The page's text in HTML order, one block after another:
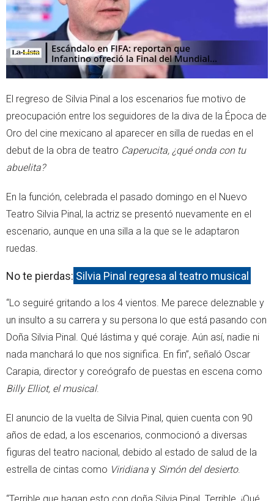
El regreso de Silvia Pinal a los escenarios fue motivo de
preocupación entre los seguidores de la diva de la Época de
Oro del cine mexicano al aparecer en silla de ruedas en el
debut de la obra de teatro Caperucita, ¿qué onda con tu
abuelita?
En la función, celebrada el pasado domingo en el Nuevo
Teatro Silvia Pinal, la actriz se presentó nuevamente en el
escenario, aunque en una silla a la que se le adaptaron
ruedas.
No te pierdas: Silvia Pinal regresa al teatro musical
“Lo seguiré gritando a los 4 vientos. Me parece deleznable y
un insulto a su carrera y su persona lo que está pasando con
Doña Silvia Pinal. Qué lástima y qué coraje. Aún así, nadie ni
nada manchará lo que nos significa. En fin”, señaló Oscar
Carapia, director y coreógrafo de puestas en escena como
Billy Elliot, el musical.
El anuncio de la vuelta de Silvia Pinal, quien cuenta con 90
años de edad, a los escenarios, conmocionó a diversas
figuras del teatro nacional, debido al estado de salud de la
estrella de cintas como Viridiana y Simón del desierto.